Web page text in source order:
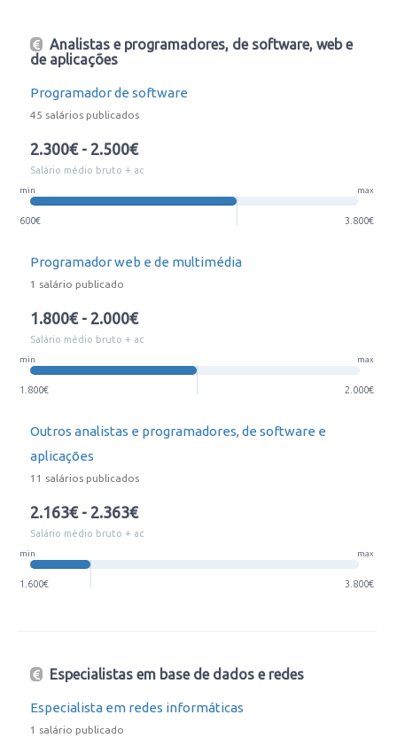
Analistas e programadores, de software, web e
de aplicações
Programador de software
45 salários publicados
2.300€ - 2.500€
Salário médio bruto + ac
min max
600€ 3.800€
Programador web e de multimédia
1 salário publicado
1.800€ - 2.000€
Salário médio bruto + ac
min max
1.800€ 2.000€
Outros analistas e programadores, de software e
aplicações
11 salários publicados
2.163€ - 2.363€
Salário médio bruto + ac
min max
1.600€ 3.800€
Especialistas em base de dados e redes
Especialista em redes informáticas
1 salário publicado